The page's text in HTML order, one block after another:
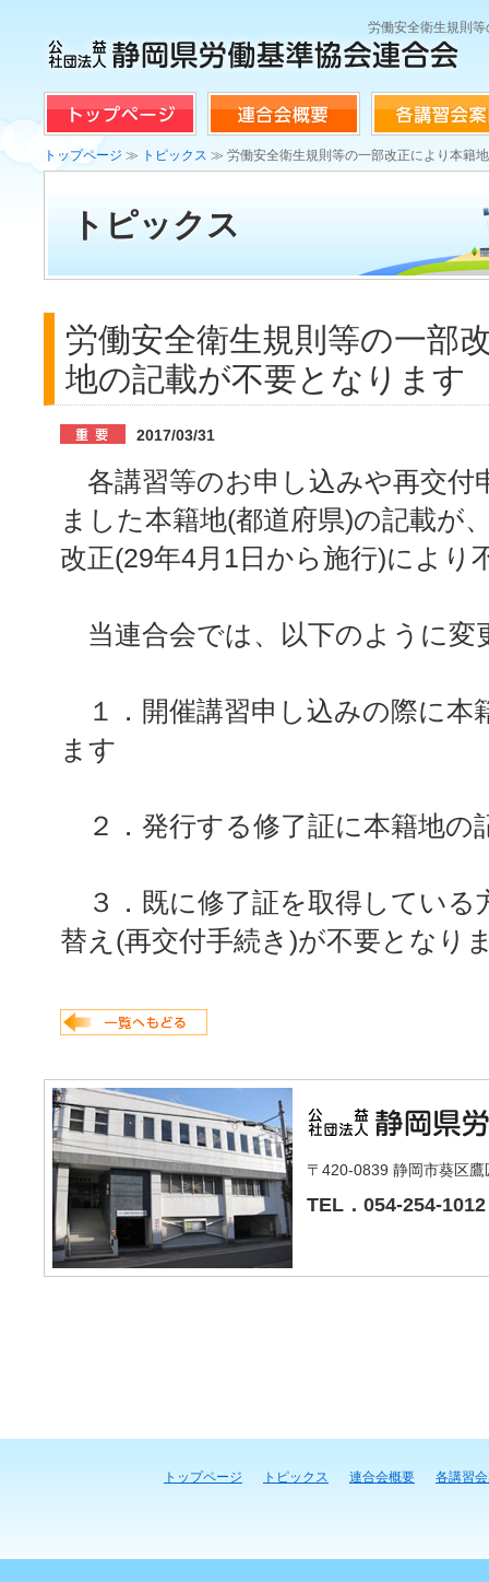
労働安全衛生規則
トップページ ≫ トピックス ≫ 労働安全衛生規則等の一部改正により本籍
トピックス
労働安全衛生規則等の一部
地の記載が不要となります
2017/03/31
各講習等のお申し込みや再交付
ました本籍地(都道府県)の記載が
改正(29年4月1日から施行)により
当連合会では、以下のように変
１．開催講習申し込みの際に本
ます
２．発行する修了証に本籍地の
３．既に修了証を取得している
替え(再交付手続き)が不要となり
〒420-0839 静岡市葵区
TEL．054-254-
トップページ トピックス 連合会概要 各講習